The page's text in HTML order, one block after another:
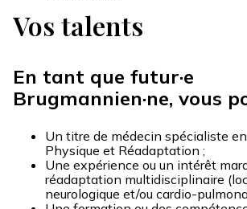
Vos talents
En tant que futur·e
Brugmannien·ne, vous
Un titre de médecin spécialiste
Physique et Réadaptation ;
Une expérience ou un intérêt
réadaptation multidisciplinaire
neurologique et/ou cardio-